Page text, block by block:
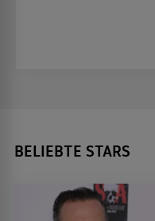
BELIEBTE STARS